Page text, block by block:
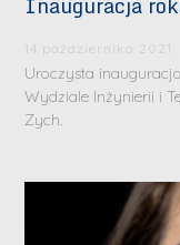
14 października 2021
Uroczysta
Wydziale Inżynierii i
Zych.